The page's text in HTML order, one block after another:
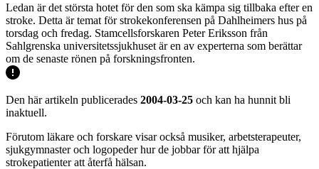
Ledan är det största hotet för den som ska kämpa sig tillbaka efter en
stroke. Detta är temat för strokekonferensen på Dahlheimers hus på
torsdag och fredag. Stamcellsforskaren Peter Eriksson från
Sahlgrenska universitetssjukhuset är en av experterna som berättar
om de senaste rönen på forskningsfronten.
Den här artikeln publicerades 2004-03-25 och kan ha hunnit bli
inaktuell.
Förutom läkare och forskare visar också musiker, arbetsterapeuter,
sjukgymnaster och logopeder hur de jobbar för att hjälpa
strokepatienter att återfå hälsan.